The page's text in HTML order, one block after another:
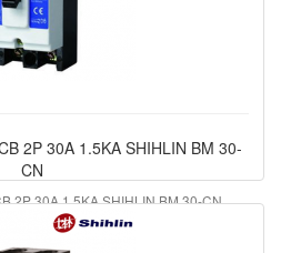
2P 30A 1.5KA SHIHLIN BM 30-
CN
2P 30A 1.5KA SHIHLIN BM 30-CN
353.500 đ